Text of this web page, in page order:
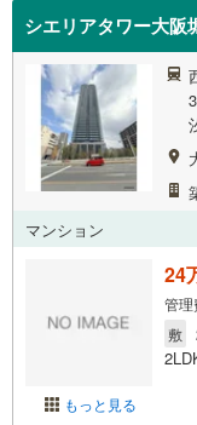
シエリアタワー大阪
マンション
もっと見る
24
管
敷